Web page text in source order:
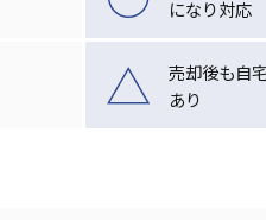
になり対応
△
売却後も自
あり